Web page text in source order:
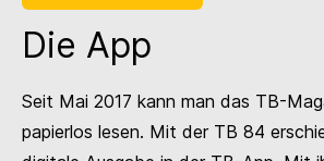
Die App
Seit Mai 2017 kann man das TB-
papierlos lesen. Mit der TB 84